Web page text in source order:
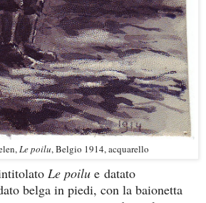
Le poilu, Belgio 1914, acquarello
Le poilu e datato
belga in piedi, con la baionetta